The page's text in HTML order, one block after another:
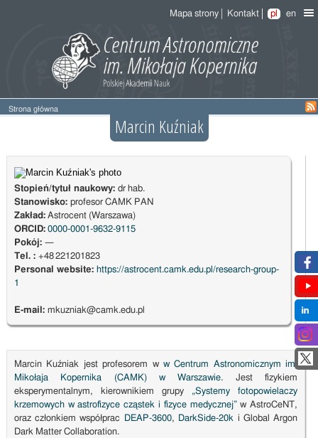
Mapa strony Kontakt pl en
Strona główna
Marcin Kuźniak
Stopień/tytuł naukowy: dr hab.
Stanowisko: profesor CAMK PAN
Zakład:Astrocent (Warszawa)
ORCID: 0000-0001-9632-9115
Pokój: —
Tel. : +48 221201823
Personal website: https://astrocent.camk.edu.pl/research-group-
1
E-mail: mkuzniak@camk.edu.pl
Marcin Kuźniak jest profesorem w wCentrum Astronomicznym im.
Mikołaja Kopernika (CAMK) w Warszawie. Jest fizykiem
eksperymentalnym, kierownikiem grupy „Systemy fotopowielaczy
krzemowych w astrofizyce cząstek i fizyce medycznej”w AstroCeNT,
oraz członkiem współprac
DEAP-3600, DarkSide-20k i Global Argon
Dark Matter Collaboration.